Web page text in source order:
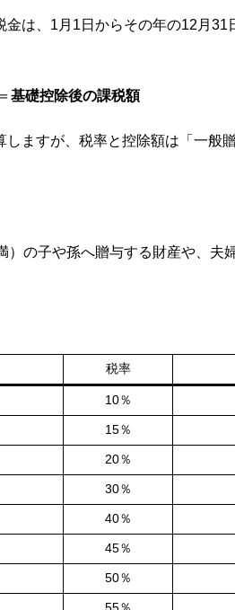
は、1月1日からその年の12月
＝ 基礎控除後の課税額
しますが、税率と控除額は「一般
の子や孫へ贈与する財産や、夫
税率
10％
15％
20％
30％
40％
45％
50％